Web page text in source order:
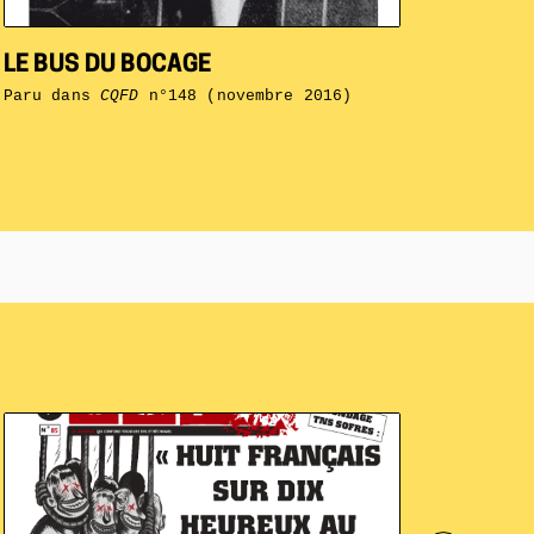
LE BUS DU BOCAGE
Paru dans CQFD n°148 (novembre 2016)